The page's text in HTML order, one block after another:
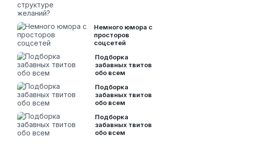
Немного юмора с
просторов
соцсетей
Подборка
забавных твитов
обо всем
Подборка
забавных твитов
обо всем
Подборка
забавных твитов
обо всем